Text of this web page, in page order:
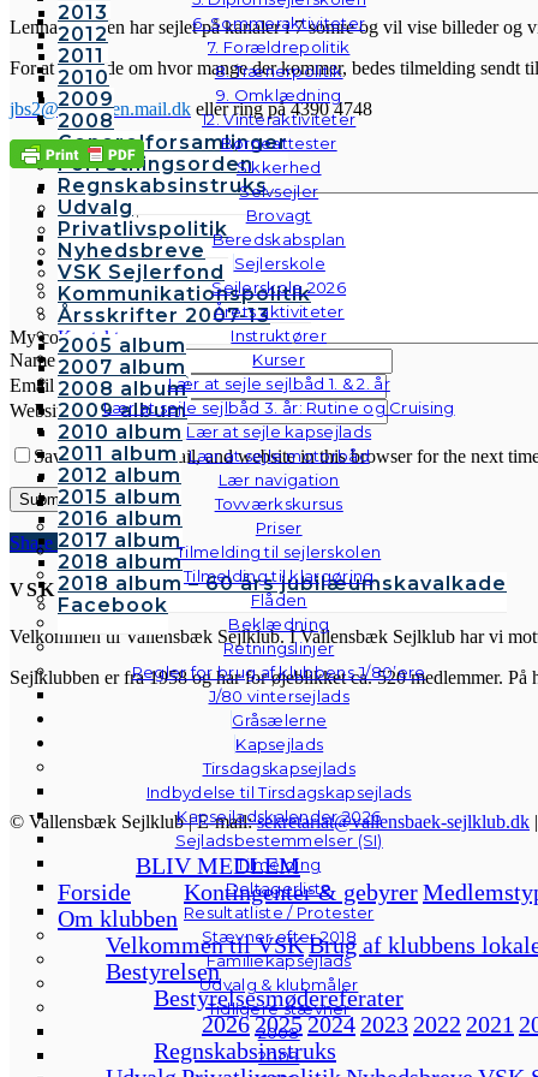
6. Sommeraktiviteter
7. Forældrepolitik
8. Trænerpolitik
9. Omklædning
12. Vinteraktiviteter
Børneattester
Sikkerhed
Selvsejler
Brovagt
Beredskabsplan
Sejlerskole
Sejlerskole 2026
Årets aktiviteter
Instruktører
Kurser
Lær at sejle sejlbåd 1. & 2. år
Lær at sejle sejlbåd 3. år: Rutine og Cruising
Lær at sejle kapsejlads
Lær at sejle motorbåd
Lær navigation
Tovværkskursus
Priser
Tilmelding til sejlerskolen
Tilmelding til klargøring
Flåden
Beklædning
Retningslinjer
Regler for brug af klubbens J/80’ere
J/80 vintersejlads
Gråsælerne
Kapsejlads
Tirsdagskapsejlads
Indbydelse til Tirsdagskapsejlads
Kapsejladskalender 2026
Sejladsbestemmelser (SI)
Tilmelding
Deltagerliste
Resultatliste / Protester
Stævner efter 2018
Familiekapsejlads
Udvalg & klubmåler
Tidligere stævner
2008
2009
2013
2012
2011
2010
2009
2008
Generelforsamlinger
Forretningsorden
Regnskabsinstruks
Udvalg
Privatlivspolitik
Nyhedsbreve
VSK Sejlerfond
Kommunikationspolitik
Årsskrifter 2007-13
Kontakt
Galleri
Andre fotos
2005 album
2007 album
2008 album
2009 album
2010 album
2011 album
2012 album
2015 album
2016 album
2017 album
2018 album
2018 album – 60 års jubilæumskavalkade
Facebook
Lennart Larsen har sejlet på kanaler i 7 somre og vil vise billeder og
For at få en ide om hvor mange der kommer, bedes tilmelding sendt til
jbs2@simonsen.mail.dk eller ring på 4390 4748
Leave a Reply
My comment is..
Name*
Email*
Website
Save my name, email, and website in this browser for the next
Share Tweet Share Pin
VSK
Velkommen til Vallensbæk Sejlklub. I Vallensbæk Sejlklub har vi
Sejlklubben er fra 1958 og har for øjeblikket ca. 520 medlemmer.
© Vallensbæk Sejlklub | E-mail:sekretariat@vallensbaek-sejlklub.dk |
Forside
BLIV MEDLEM
Kontingenter & gebyrer
Om klubben
Velkommen til VSKBrug af klubbens
Bestyrelsen
Bestyrelsesmødereferater
202620252024 2023 2022 2021
Regnskabsinstruks